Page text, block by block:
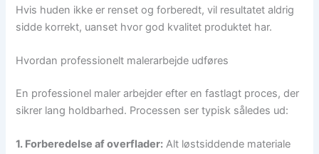
Hvis huden ikke er renset og forberedt, vil resultatet aldrig
sidde korrekt, uanset hvor god kvalitet produktet har.
Hvordan professionelt malerarbejde udføres
En professionel maler arbejder efter en fastlagt proces, der
sikrer lang holdbarhed. Processen ser typisk således ud:
1. Forberedelse af overflader: Alt løstsiddende materiale